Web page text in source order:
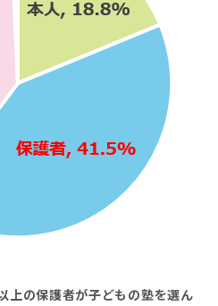
上の保護者が子どもの塾を選ん